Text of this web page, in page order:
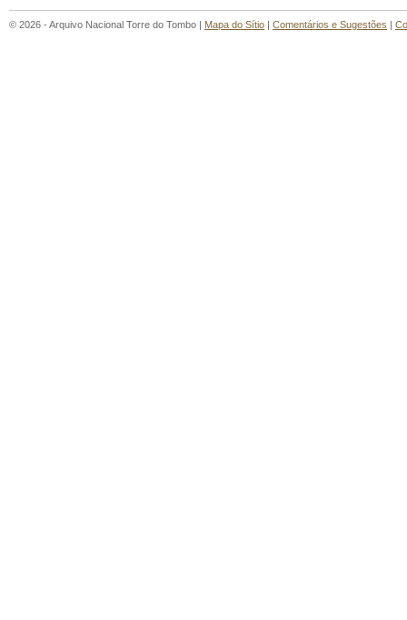
© 2026 - Arquivo Nacional Torre do Tombo | Mapa do Sítio | Comentários e Sugestões |